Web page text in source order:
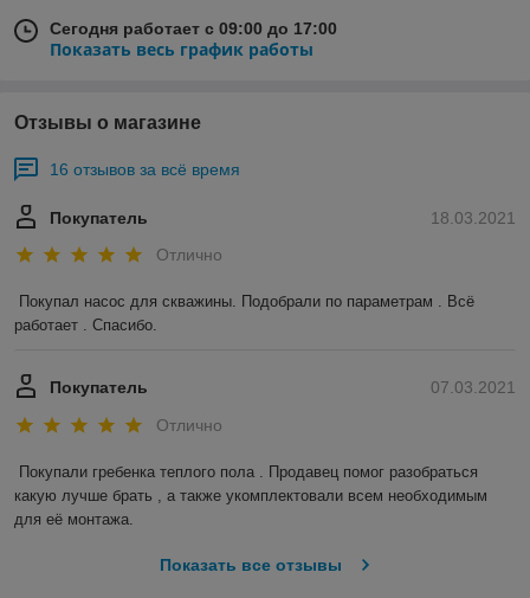
Сегодня работает с 09:00 до 17:00
Показать весь график работы
Отзывы о магазине
16 отзывов за всё время
18.03.2021
Покупатель
Отлично
Покупал насос для скважины. Подобрали по параметрам . Всё
работает . Спасибо.
07.03.2021
Покупатель
Отлично
Покупали гребенка теплого пола . Продавец помог разобраться
какую лучше брать , а также укомплектовали всем необходимым
для её монтажа.
Показать все отзывы